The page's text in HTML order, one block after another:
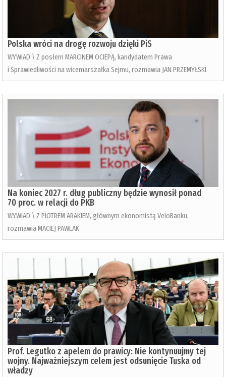
Polska wróci na drogę rozwoju dzięki PiS
WYWIAD \ Z posłem MARCINEM OCIEPĄ, kandydatem Prawa
i Sprawiedliwości na wicemarszałka Sejmu, rozmawia JAN PRZEMYŁSKI
Na koniec 2027 r. dług publiczny będzie wynosił ponad
70 proc. w relacji do PKB
WYWIAD \ Z PIOTREM ARAKIEM, głównym ekonomistą VeloBanku,
rozmawia MACIEJ PAWLAK
Prof. Legutko z apelem do prawicy: Nie kontynuujmy tej
wojny. Najważniejszym celem jest odsunięcie Tuska od
władzy